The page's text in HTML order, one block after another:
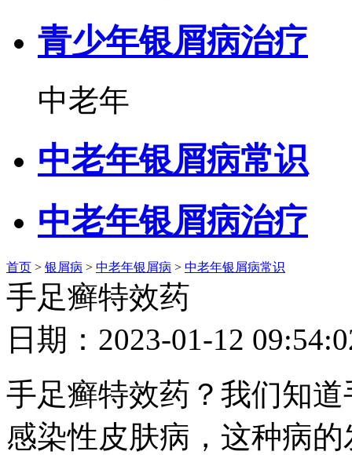
青少年银屑病治疗
中老年
中老年银屑病常识
中老年银屑病治疗
首页 > 银屑病 > 中老年银屑病 > 中老年银屑病常识
手足癣特效药
日期：2023-01-12
手足癣特效药？我们知
感染性皮肤病，这种病